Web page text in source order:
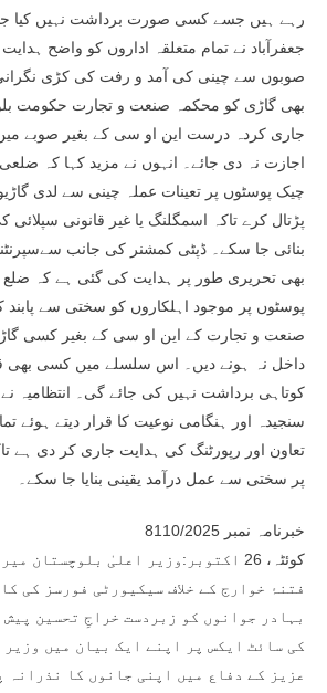
رہے ہیں جسے کسی صورت برداشت نہیں کیا
جعفرآباد نے تمام متعلقہ اداروں کو واضح
صوبوں سے چینی کی آمد و رفت کی کڑی
بھی گاڑی کو محکمہ صنعت و تجارت حکومت
جاری کردہ درست این او سی کے بغیر صوبے
اجازت نہ دی جائے۔ انہوں نے مزید کہا کہ ضلعی
چیک پوسٹوں پر تعینات عملہ چینی سے لدی
پڑتال کرے تاکہ اسمگلنگ یا غیر قانونی
بنائی جا سکے۔ ڈپٹی کمشنر کی جانب
بھی تحریری طور پر ہدایت کی گئی ہے کہ ضلع
پوسٹوں پر موجود اہلکاروں کو سختی سے پابند
صنعت و تجارت کے این او سی کے بغیر کسی
داخل نہ ہونے دیں۔ اس سلسلے میں کسی بھی
کوتاہی برداشت نہیں کی جائے گی۔ انتظامیہ
سنجیدہ اور ہنگامی نوعیت کا قرار دیتے ہوئے
تعاون اور رپورٹنگ کی ہدایت جاری کر دی ہے
پر سختی سے عمل درآمد یقینی بنایا جا سکے۔
خبرنامہ نمبر 8110/2025
کوئٹہ، 26 اکتوبر:وزیر اعلیٰ
فتنۂ خوارج کے خلاف سیکیورٹی فورسز کی
بہادر جوانوں کو زبردست خراجِ تحسین
کی سائٹ ایکس پر اپنے ایک بیان میں
عزیز کے دفاع میں اپنی جانوں کا نذرانہ